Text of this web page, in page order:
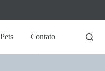
Pets Contato